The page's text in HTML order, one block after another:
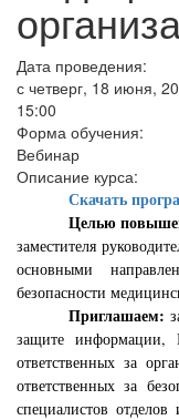
Дата проведения:
с четверг, 18 июня,
15:00
Форма обучения:
Вебинар
Описание курса:
Скачать
Целью
заместителя
основными
безопасности
Приглашаем:
защите информации,
ответственных за
ответственных за
специалистов